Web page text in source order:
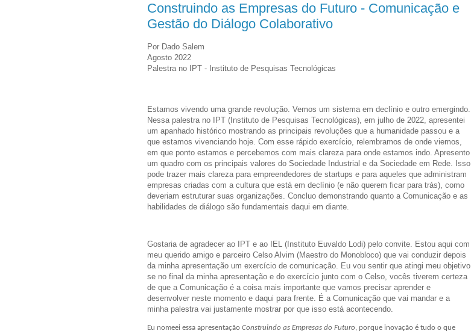
Construindo as Empresas do Futuro - Comunicação e
Gestão do Diálogo Colaborativo
Por Dado Salem
Agosto 2022
Palestra no IPT - Instituto de Pesquisas Tecnológicas
Estamos vivendo uma grande revolução. Vemos um sistema em declínio e outro emergindo.
Nessa palestra no IPT (Instituto de Pesquisas Tecnológicas), em julho de 2022, apresentei
um apanhado histórico mostrando as principais revoluções que a humanidade passou e a
que estamos vivenciando hoje. Com esse rápido exercício, relembramos de onde viemos,
em que ponto estamos e percebemos com mais clareza para onde estamos indo. Apresento
um quadro com os principais valores do Sociedade Industrial e da Sociedade em Rede. Isso
pode trazer mais clareza para empreendedores de startups e para aqueles que administram
empresas criadas com a cultura que está em declínio (e não querem ficar para trás), como
deveriam estruturar suas organizações. Concluo demonstrando quanto a Comunicação e as
habilidades de diálogo são fundamentais daqui em diante.
Gostaria de agradecer ao IPT e ao IEL (Instituto Euvaldo Lodi) pelo convite. Estou aqui com
meu querido amigo e parceiro Celso Alvim (Maestro do Monobloco) que vai conduzir depois
da minha apresentação um exercício de comunicação. Eu vou sentir que atingi meu objetivo
se no final da minha apresentação e do exercício junto com o Celso, vocês tiverem certeza
de que a Comunicação é a coisa mais importante que vamos precisar aprender e
desenvolver neste momento e daqui para frente. É a Comunicação que vai mandar e a
minha palestra vai justamente mostrar por que isso está acontecendo.
Eu nomeei essa apresentação Construindo as Empresas do Futuro, porque inovação é tudo o que